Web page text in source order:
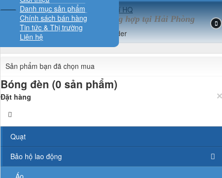
Đại lý vật tư kim khí tổng hợp tại Hải Phòng
Danh mục sản phẩm
Chính sách bán hàng
Tin tức & Thị trường
Liên hệ
Sản phẩm bạn đã chọn mua
Bóng đèn (0 sản phẩm)
×
Đặt hàng
Quạt
Bảo hộ lao động
Áo